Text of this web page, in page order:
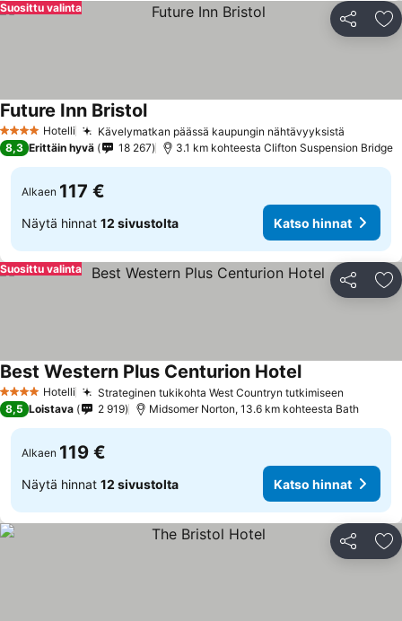
Jaa
Suosittu valinta
4 Tähtiluokitus
Hotelli Kävelymatkan päässä kaupungin nähtävyyksistä
Future Inn Bristol
8,3 Erittäin hyvä 18 267 3.1 km kohteesta Clifton Suspension Bridge
Alkaen 117 €
Näytä hinnat 12 sivustolta Katso hinnat
Jaa
Suosittu valinta
4 Tähtiluokitus
Hotelli Strateginen tukikohta West Countryn tutkimiseen
Best Western Plus Centurion Hotel
8,5 Loistava 2 919 Midsomer Norton, 13.6 km kohteesta Bath
Alkaen 119 €
Näytä hinnat 12 sivustolta Katso hinnat
Jaa